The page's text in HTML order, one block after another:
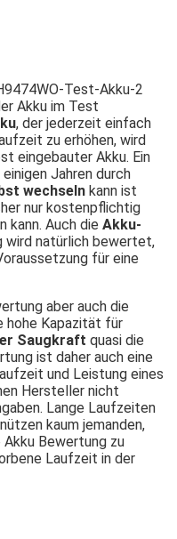
Akku im Test
, der jederzeit einfach
zu erhöhen, wird
eingebauter Akku. Ein
Jahren durch
wechseln kann ist
r nur kostenpflichtig
kann. Auch die Akku-
wird natürlich bewertet,
für eine
aber auch die
hohe Kapazität für
Saugkraft quasi die
ist daher auch eine
und Leistung eines
Hersteller nicht
Lange Laufzeiten
kaum jemanden,
Bewertung zu
Laufzeit in der